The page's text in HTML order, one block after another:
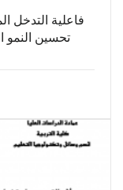
فاعلية التدخل
تحسين النمو